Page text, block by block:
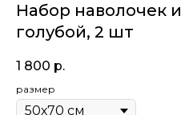
Набор наволочек
голубой, 2 шт
1 800 р.
размер